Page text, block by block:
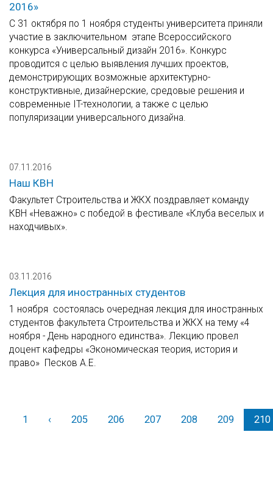
2016»
С 31 октября по 1 ноября студенты университета приняли
участие в заключительном этапе Всероссийского
конкурса «Универсальный дизайн 2016». Конкурс
проводится с целью выявления лучших проектов,
демонстрирующих возможные архитектурно-
конструктивные, дизайнерские, средовые решения и
современные IT-технологии, а также с целью
популяризации универсального дизайна.
07.11.2016
Наш КВН
Факультет Строительства и ЖКХ поздравляет команду
КВН «Неважно» с победой в фестивале «Клуба веселых и
находчивых».
03.11.2016
Лекция для иностранных студентов
1 ноября состоялась очередная лекция для иностранных
студентов факультета Строительства и ЖКХ на тему «4
ноября - День народного единства». Лекцию провел
доцент кафедры «Экономическая теория, история и
право» Песков А.Е.
1 ‹Назад205 206 207 208 209 210